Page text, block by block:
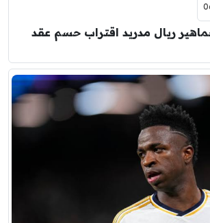
ريال مدريد اقتراب حسم عقد